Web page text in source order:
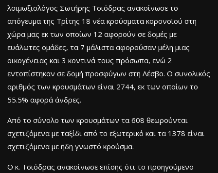
λοιμωξιολόγος Σωτήρης Τσιόδρας ανακοίνωσε το
απόγευμα της Τρίτης 18 νέα κρούσματα κορονοϊού στη
χώρα μας εκ των οποίων 12 αφορούν σε δομές με
ευάλωτες ομάδες, τα 7 μάλιστα αφορούσαν μέλη μιας
οικογένειας και 3 κοντινά τους πρόσωπα, ενώ 2
εντοπίστηκαν σε δομή προσφύγων στη Λέσβο. Ο συνολικός
αριθμός των κρουσμάτων είναι 2744, εκ των οποίων το
55.5% αφορά άνδρες.
Από το σύνολο των κρουσμάτων τα 608 θεωρούνται
σχετιζόμενα με ταξίδι από το εξωτερικό και τα 1378 είναι
σχετιζόμενα με ήδη γνωστό κρούσμα.
O κ. Τσιόδρας ανακοίνωσε επίσης ότι το προηγούμενο